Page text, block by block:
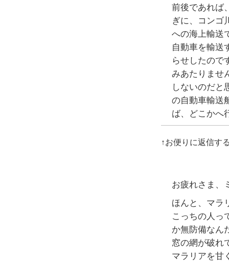
前後であれば
ぎに、コンゴ
への海上輸送
自動車を輸送
らせしたので
みあたりませ
しないのだと
の自動車輸送
ば、どこかへ
↑お便りに返信す
お疲れさま、
ほんと、マラ
こっちの人っ
か無防備なん
窓の網が破れ
マラリアを甘